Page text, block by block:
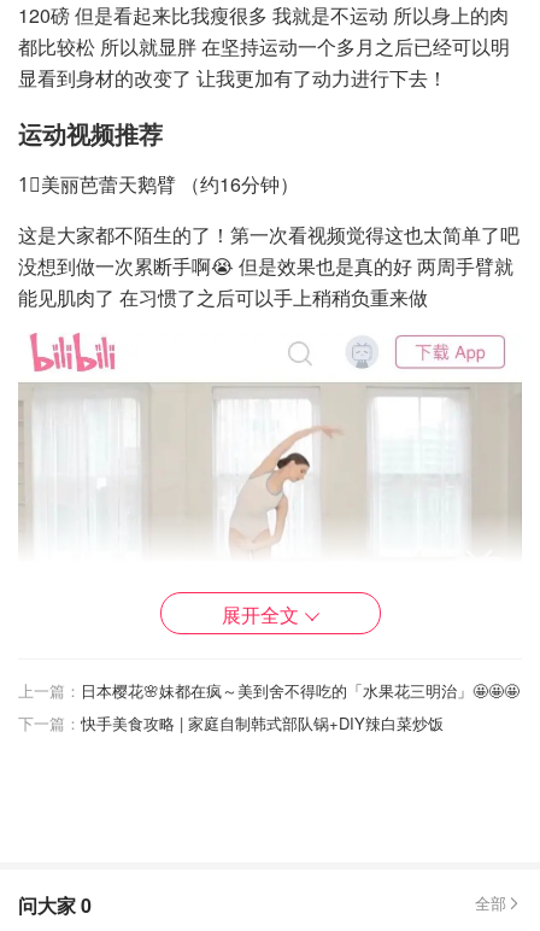
120磅 但是看起来比我瘦很多 我就是不运动 所以身上的肉
都比较松 所以就显胖 在坚持运动一个多月之后已经可以明
显看到身材的改变了 让我更加有了动力进行下去！
运动视频推荐
1⃣️美丽芭蕾天鹅臂 （约16分钟）
这是大家都不陌生的了！第一次看视频觉得这也太简单了吧
没想到做一次累断手啊😭 但是效果也是真的好 两周手臂就
能见肌肉了 在习惯了之后可以手上稍稍负重来做
是一直在瘦哦 之前尝试过跳操跳舞瘦全身 但我真的是四肢
展开全文
上一篇： 日本樱花🌸妹都在疯～美到舍不得吃的「水果花三明治」🤩🤩🤩
下一篇： 快手美食攻略 | 家庭自制韩式部队锅+DIY辣白菜炒饭
问大家0 全部